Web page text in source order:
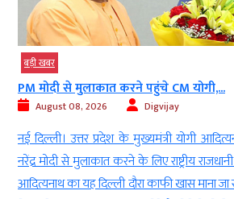
बड़ी खबर
PM मोदी से मुलाकात करने पहुंचे CM योगी,...
August 08, 2026 Digvijay
नई दिल्ली। उत्तर प्रदेश के मुख्यमंत्री योगी
नरेंद्र मोदी से मुलाकात करने के लिए राष्ट्रीय
आदित्यनाथ का यह दिल्ली दौरा काफी खास माना